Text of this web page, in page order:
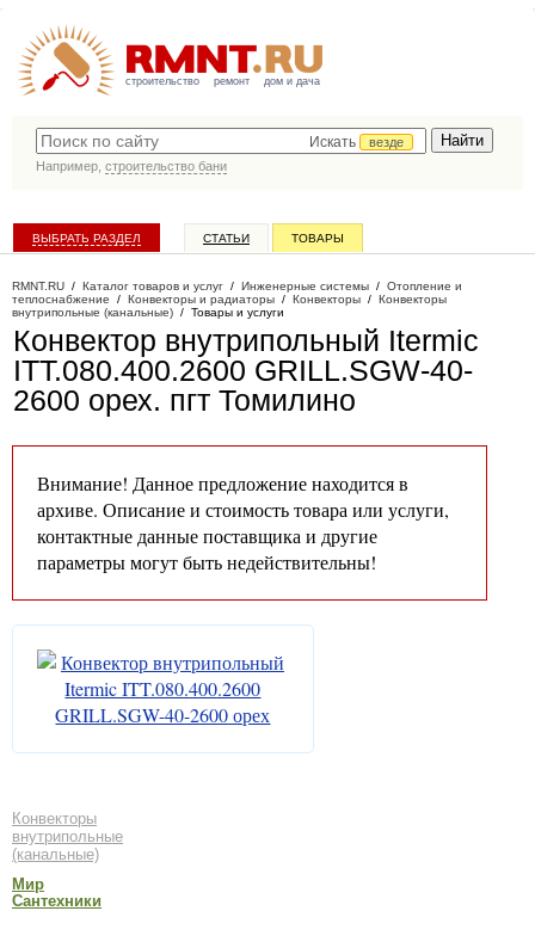
строительство ремонт дом и дача
Искать
везде
Например, строительство бани
ВЫБРАТЬ РАЗДЕЛ СТАТЬИ ТОВАРЫ
RMNT.RU / Каталог товаров и услуг / Инженерные системы / Отопление и
теплоснабжение / Конвекторы и радиаторы / Конвекторы / Конвекторы
внутрипольные (канальные) / Товары и услуги
Конвектор внутрипольный Itermic
ITT.080.400.2600 GRILL.SGW-40-
2600 орех. пгт Томилино
Внимание! Данное предложение находится в
архиве. Описание и стоимость товара или услуги,
контактные данные поставщика и другие
параметры могут быть недействительны!
Конвекторы
внутрипольные
(канальные)
Мир
Сантехники